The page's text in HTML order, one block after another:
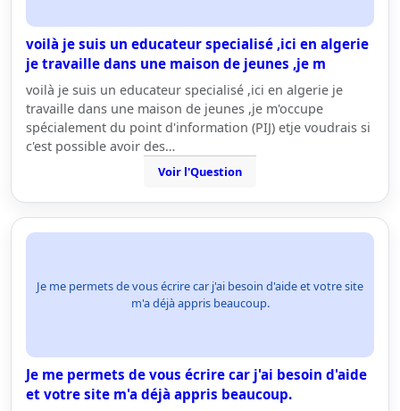
voilà je suis un educateur specialisé ,ici en algerie
je travaille dans une maison de jeunes ,je m
voilà je suis un educateur specialisé ,ici en algerie je
travaille dans une maison de jeunes ,je m'occupe
spécialement du point d'information (PIJ) etje voudrais si
c'est possible avoir des…
Voir l'Question
Je me permets de vous écrire car j'ai besoin d'aide et votre site
m'a déjà appris beaucoup.
Je me permets de vous écrire car j'ai besoin d'aide
et votre site m'a déjà appris beaucoup.